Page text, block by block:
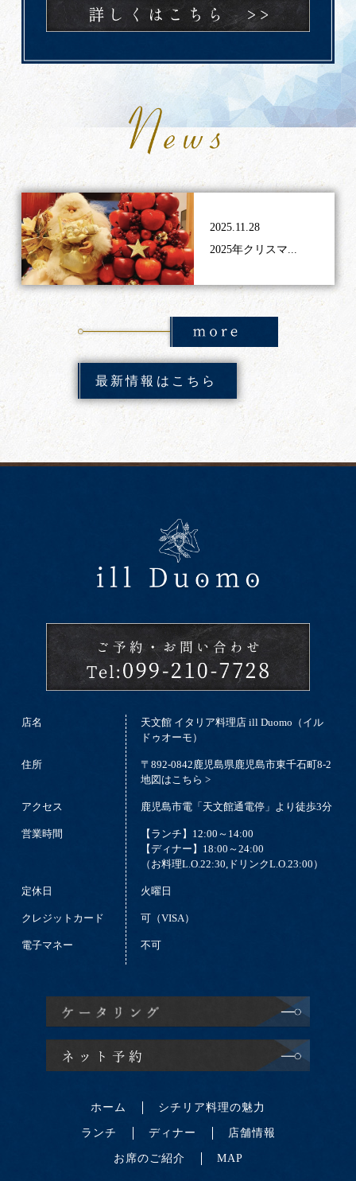
2025.11.28
2025年クリスマ...
最新情報はこちら
店名
天文館 イタリア料理店 ill Duomo（イル
ドゥオーモ）
住所
〒892-0842鹿児島県鹿児島市東千石町8-2
地図はこちら >
アクセス 鹿児島市電「天文館通電停」より徒歩3分
営業時間
【ランチ】12:00～14:00
【ディナー】18:00～24:00
（お料理L.O.22:30,ドリンクL.O.23:00）
定休日 火曜日
クレジットカード 可（VISA）
電子マネー 不可
ホーム シチリア料理の魅力
ランチ ディナー 店舗情報
お席のご紹介 MAP